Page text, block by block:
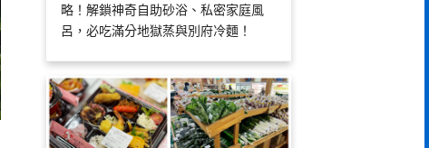
略！解鎖神奇自助砂浴、私密家庭風
呂，必吃滿分地獄蒸與別府冷麵！